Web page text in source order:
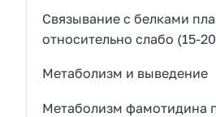
Связывание с белками
относительно слабо (15-
Метаболизм и выведение
Метаболизм фамотидина